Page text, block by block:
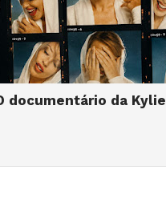
documentário da Kylie